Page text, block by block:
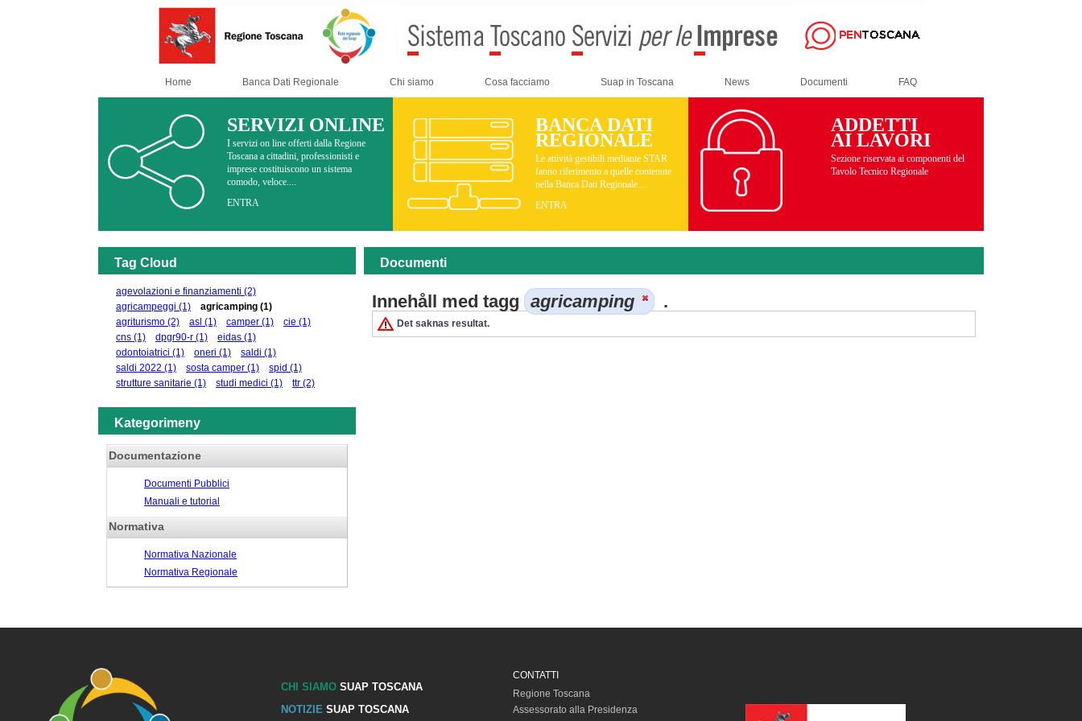
Home Banca Dati Regionale Chi siamo Cosa facciamo Suap in Toscana News Documenti FAQ
ADDETTI
AI LAVORI
Sezione riservata ai componenti del
Tavolo Tecnico Regionale
SERVIZI ONLINE
I servizi on line offerti dalla Regione
Toscana a cittadini, professionisti e
imprese costituiscono un sistema
comodo, veloce....
ENTRA
BANCA DATI
REGIONALE
Le attività gestibili mediante STAR
fanno riferimento a quelle contenute
nella Banca Dati Regionale....
ENTRA
Tag Cloud
agevolazioni e finanziamenti (2)
agricampeggi (1) agricamping (1)
agriturismo (2) asl (1) camper (1) cie (1)
cns (1) dpgr90-r (1) eidas (1)
odontoiatrici (1) oneri (1) saldi (1)
saldi 2022 (1) sosta camper (1) spid (1)
strutture sanitarie (1) studi medici (1) ttr (2)
Kategorimeny
Documentazione
Documenti Pubblici
Manuali e tutorial
Normativa
Normativa Nazionale
Normativa Regionale
Documenti
Innehåll med tagg agricamping .
Det saknas resultat.
CHI SIAMOSUAP TOSCANA
NOTIZIE SUAP TOSCANA
CONTATTI
Regione Toscana
Assessorato alla Presidenza